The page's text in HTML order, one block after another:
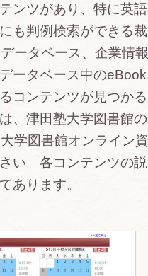
ンツがあり、特に英
も判例検索ができる
ータベース、企業情
ータベース中の
コンテンツが見つか
、津田塾大学図書館の
学図書館オンライン
い。各コンテンツの
あります。